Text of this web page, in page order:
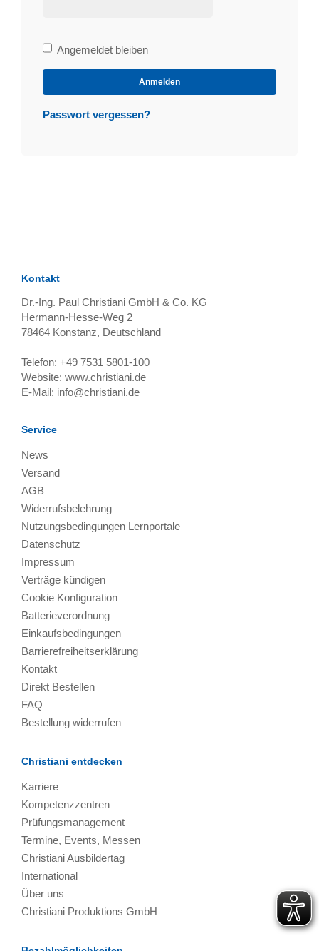
Bleibe
angemeldet
Angemeldet bleiben
Anmelden
Passwort vergessen?
Kontakt
Dr.-Ing. Paul Christiani GmbH & Co. KG
Hermann-Hesse-Weg 2
78464 Konstanz, Deutschland
Telefon: +49 7531 5801-100
Website: www.christiani.de
E-Mail: info@christiani.de
Service
News
Versand
AGB
Widerrufsbelehrung
Nutzungsbedingungen Lernportale
Datenschutz
Impressum
Verträge kündigen
Cookie Konfiguration
Batterieverordnung
Einkaufsbedingungen
Barrierefreiheitserklärung
Kontakt
Direkt Bestellen
FAQ
Bestellung widerrufen
Christiani entdecken
Karriere
Kompetenzzentren
Prüfungsmanagement
Termine, Events, Messen
Christiani Ausbildertag
International
Über uns
Christiani Produktions GmbH